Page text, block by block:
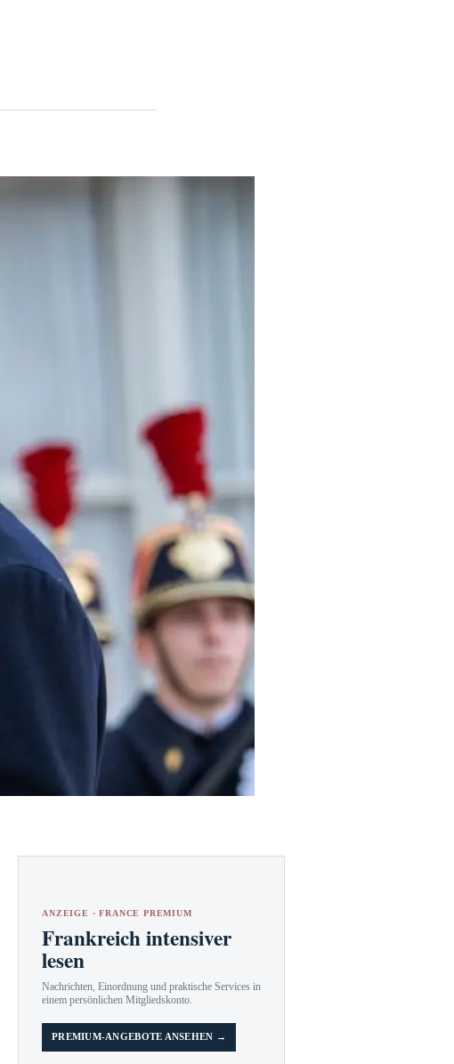
ANZEIGE · FRANCE PREMIUM
Frankreich intensiver
lesen
Nachrichten, Einordnung und praktische Services in
einem persönlichen Mitgliedskonto.
PREMIUM-ANGEBOTE ANSEHEN →